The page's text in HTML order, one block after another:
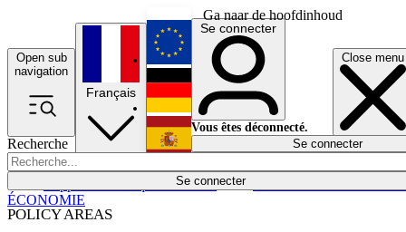
Ga naar de hoofdinhoud
Open sub
navigation
Close menu
Recherche
Se connecter
POLICY AREAS
Économie
Français
English
Deutsch
Español
Se connecter
Vous êtes déconnecté.
Se connecter
ÉCONOMIE